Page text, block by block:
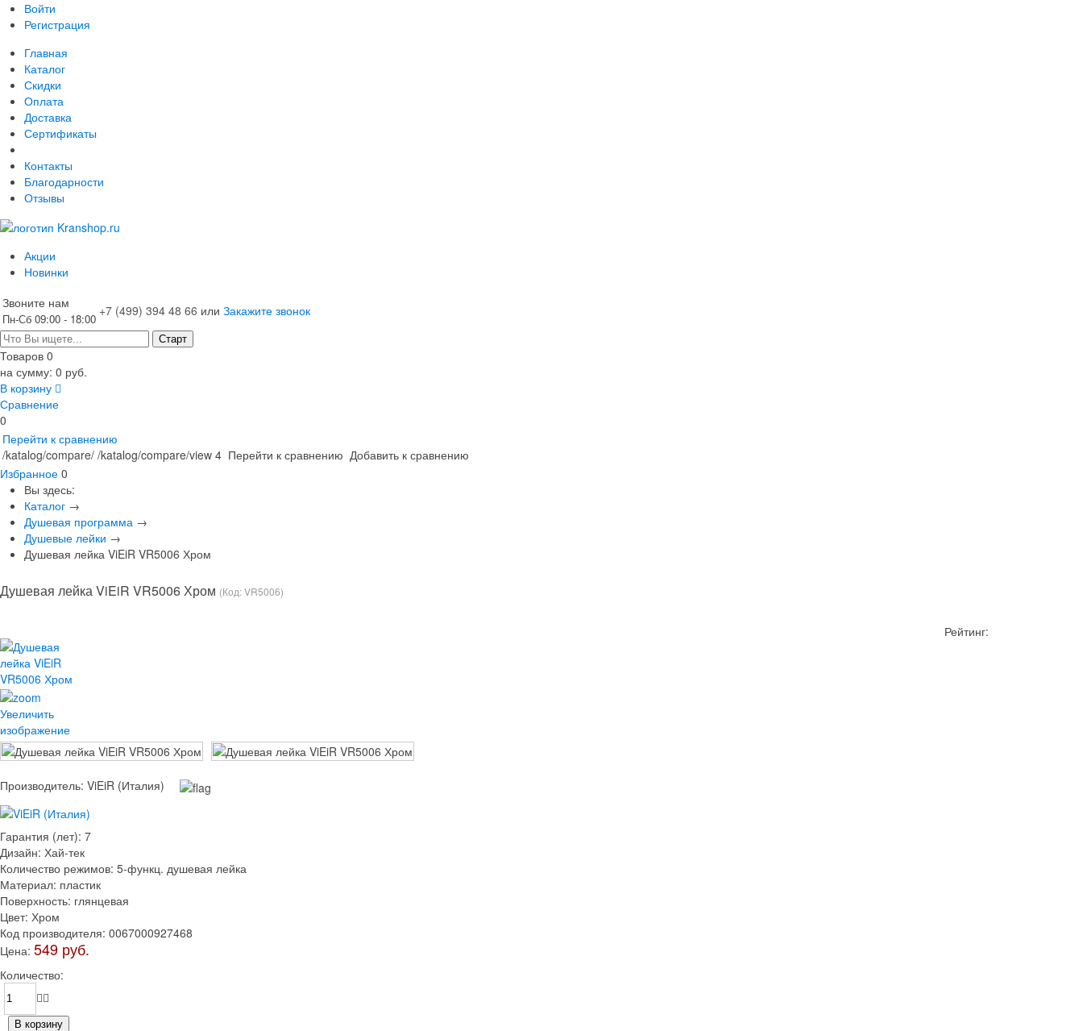
Войти
Регистрация
Главная
Каталог
Скидки
Оплата
Доставка
Сертификаты
Контакты
Благодарности
Отзывы
Акции
Новинки
Звоните нам
Пн-Сб 09:00 - 18:00
+7 (499) 394 48 66 или Закажите звонок
Товаров 0
на сумму: 0 руб.
В корзину
Сравнение
0
Перейти к сравнению
/katalog/compare/ /katalog/compare/view 4 Перейти к сравнению Добавить к сравнению
Избранное 0
Вы здесь:
Каталог →
Душевая программа →
Душевые лейки →
Душевая лейка ViEiR VR5006 Хром
Душевая лейка ViEiR VR5006 Хром (Код:VR5006)
Рейтинг:
Увеличить
изображение
Производитель: ViEiR (Италия)
Гарантия (лет): 7
Дизайн: Хай-тек
Количество режимов: 5-функц. душевая лейка
Материал: пластик
Поверхность: глянцевая
Цвет: Хром
Код производителя: 0067000927468
Цена: 549 руб.
Количество: